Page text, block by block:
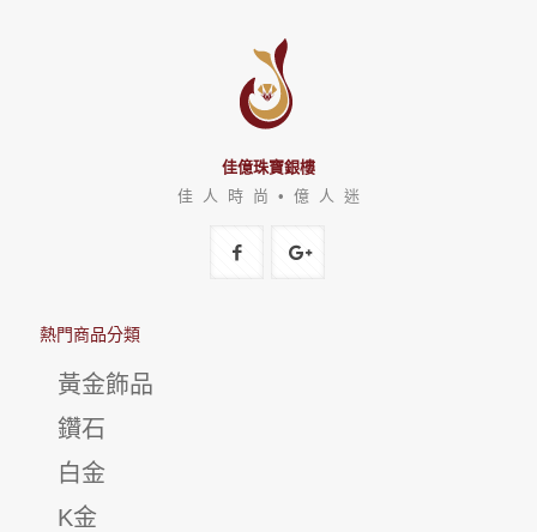
佳億珠寶銀樓
佳 人 時 尚 • 億 人 迷
熱門商品分類
黃金飾品
鑽石
白金
K金